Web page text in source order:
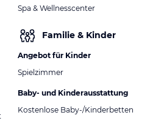
Spa & Wellnesscenter
Familie & Kinder
Angebot für Kinder
Spielzimmer
Baby- und Kinderausstattung
Kostenlose Baby-/Kinderbetten